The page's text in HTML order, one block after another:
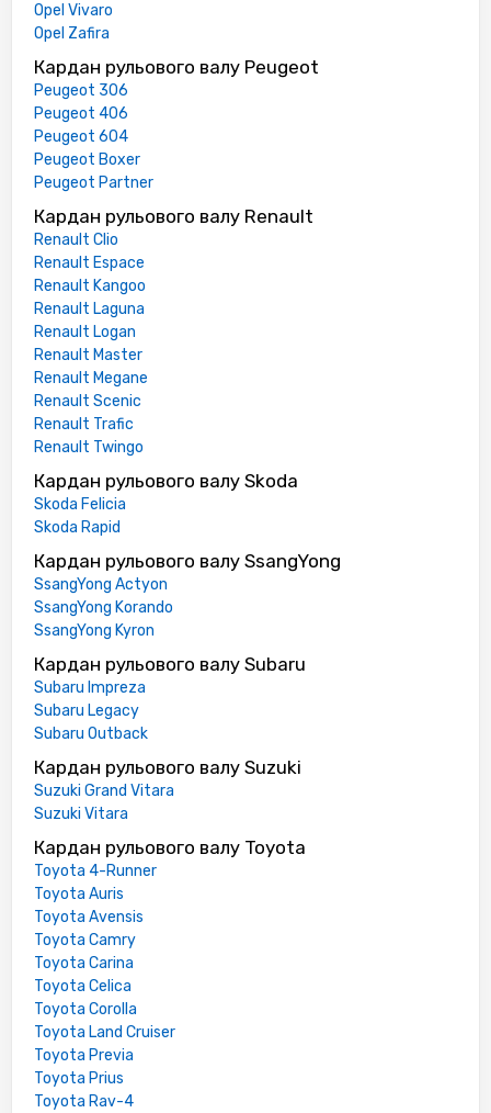
Opel Vivaro
Opel Zafira
Кардан рульового валу Peugeot
Peugeot 306
Peugeot 406
Peugeot 604
Peugeot Boxer
Peugeot Partner
Кардан рульового валу Renault
Renault Clio
Renault Espace
Renault Kangoo
Renault Laguna
Renault Logan
Renault Master
Renault Megane
Renault Scenic
Renault Trafic
Renault Twingo
Кардан рульового валу Skoda
Skoda Felicia
Skoda Rapid
Кардан рульового валу SsangYong
SsangYong Actyon
SsangYong Korando
SsangYong Kyron
Кардан рульового валу Subaru
Subaru Impreza
Subaru Legacy
Subaru Outback
Кардан рульового валу Suzuki
Suzuki Grand Vitara
Suzuki Vitara
Кардан рульового валу Toyota
Toyota 4-Runner
Toyota Auris
Toyota Avensis
Toyota Camry
Toyota Carina
Toyota Celica
Toyota Corolla
Toyota Land Cruiser
Toyota Previa
Toyota Prius
Toyota Rav-4